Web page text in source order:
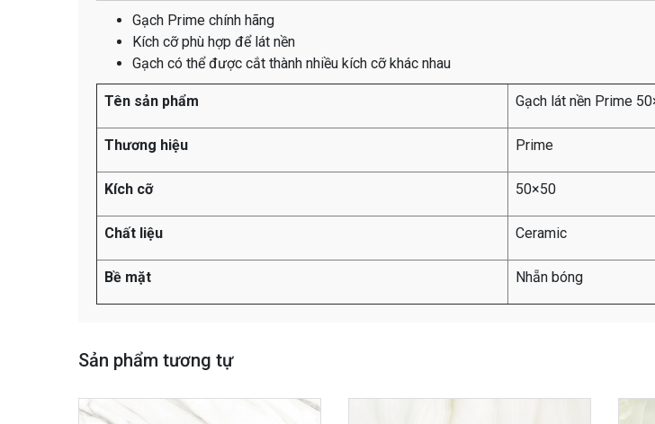
Gạch Prime chính hãng
Kích cỡ phù hợp để lát nền
Gạch có thể được cắt thành nhiều kích cỡ khác nhau
Tên sản phẩm Gạch lát nền Prime
Thương hiệu Prime
Kích cỡ 50×50
Chất liệu Ceramic
Bề mặt Nhẵn bóng
Sản phẩm tương tự